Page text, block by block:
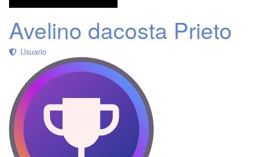
Avelino dacosta Prieto
Usuario